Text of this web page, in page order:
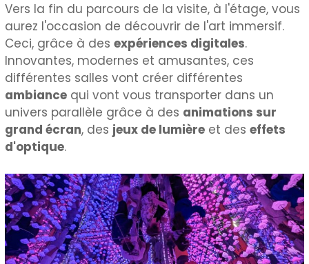
Vers la fin du parcours de la visite, à l'étage, vous
aurez l'occasion de découvrir de l'art immersif.
Ceci, grâce à desexpériences digitales.
Innovantes, modernes et amusantes, ces
différentes salles vont créer différentes
ambiance qui vont vous transporter dans un
univers parallèle grâce à des animations sur
grand écran, des jeux de lumière et deseffets
d'optique.